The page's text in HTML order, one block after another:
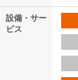
設備・サー
ビス